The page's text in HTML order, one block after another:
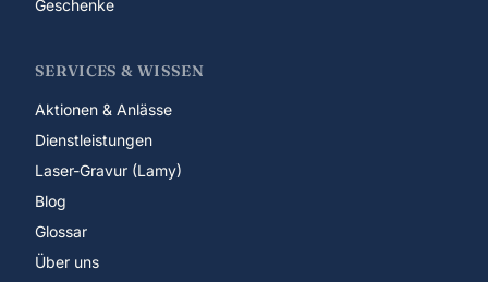
Geschenke
SERVICES & WISSEN
Aktionen & Anlässe
Dienstleistungen
Laser-Gravur (Lamy)
Blog
Glossar
Über uns